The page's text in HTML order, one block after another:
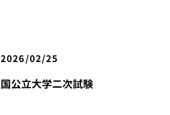
2026/02/25
国公立大学二次試験